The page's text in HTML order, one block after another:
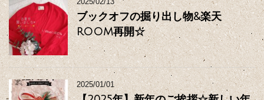
ブックオフの掘り出し物&楽天
ROOM再開☆
2025/01/01